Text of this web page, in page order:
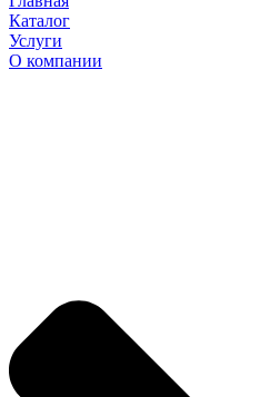
Каталог
Услуги
О компании